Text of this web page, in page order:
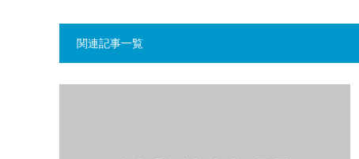
関連記事一覧